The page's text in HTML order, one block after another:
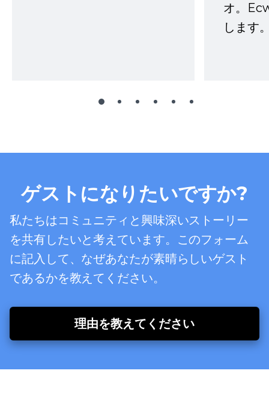
オ。
します
ゲストになりたいですか?
私たちはコミュニティと興味深いストーリー
を共有したいと考えています。このフォーム
に記入して、なぜあなたが素晴らしいゲスト
であるかを教えてください。
理由を教えてください